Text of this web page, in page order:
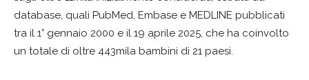
database, quali PubMed, Embase e MEDLINE pubblicati
tra il 1° gennaio 2000 e il 19 aprile 2025, che ha coinvolto
un totale di oltre 443mila bambini di 21 paesi.